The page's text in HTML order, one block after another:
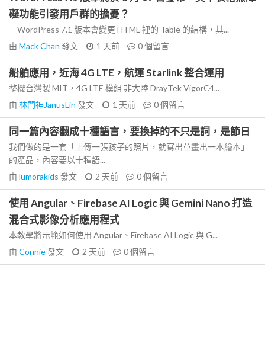
礙功能引發用戶群的擔憂？
WordPress 7.1 版本會變更 HTML 裡的 Table 的結構，其...
由 Mack Chan 發文 1 天前 0個留言
船舶應用，近海 4G LTE，航運 Starlink 整合運用
整機台灣製 MIT，4G LTE 模組 非大陸 DrayTek VigorC4...
由 林門神JanusLin 發文 1 天前 0個留言
同一篇內容翻成十種語言，要換掉的不只是詞，是節日
我們做的是一套「上傳一張孩子的照片，就寫出並畫出一本繪本」
的產品，內容要以十種語...
由 lumorakids 發文 2 天前 0個留言
使用 Angular、Firebase AI Logic 與 Gemini Nano 打造
混合式影像分析應用程式
本教學將示範如何使用 Angular、Firebase AI Logic 與 G...
由 Connie發文 2 天前 0個留言